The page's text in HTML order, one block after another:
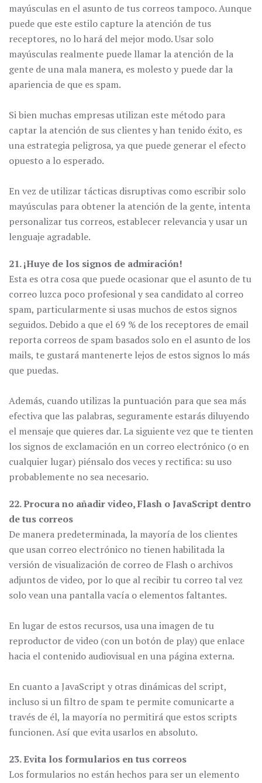
mayúsculas en el asunto de tus correos tampoco. Aunque
puede que este estilo capture la atención de tus
receptores, no lo hará del mejor modo. Usar solo
mayúsculas realmente puede llamar la atención de la
gente de una mala manera, es molesto y puede dar la
apariencia de que es spam.
Si bien muchas empresas utilizan este método para
captar la atención de sus clientes y han tenido éxito, es
una estrategia peligrosa, ya que puede generar el efecto
opuesto a lo esperado.
En vez de utilizar tácticas disruptivas como escribir solo
mayúsculas para obtener la atención de la gente, intenta
personalizar tus correos, establecer relevancia y usar un
lenguaje agradable.
21. ¡Huye de los signos de admiración!
Esta es otra cosa que puede ocasionar que el asunto de tu
correo luzca poco profesional y sea candidato al correo
spam, particularmente si usas muchos de estos signos
seguidos. Debido a que el 69 % de los receptores de email
reporta correos de spam basados solo en el asunto de los
mails, te gustará mantenerte lejos de estos signos lo más
que puedas.
Además, cuando utilizas la puntuación para que sea más
efectiva que las palabras, seguramente estarás diluyendo
el mensaje que quieres dar. La siguiente vez que te tienten
los signos de exclamación en un correo electrónico (o en
cualquier lugar) piénsalo dos veces y rectifica: su uso
probablemente no sea necesario.
22. Procura no añadir video, Flash o JavaScript dentro
de tus correos
De manera predeterminada, la mayoría de los clientes
que usan correo electrónico no tienen habilitada la
versión de visualización de correo de Flash o archivos
adjuntos de video, por lo que al recibir tu correo tal vez
solo vean una pantalla vacía o elementos faltantes.
En lugar de estos recursos, usa una imagen de tu
reproductor de video (con un botón de play) que enlace
hacia el contenido audiovisual en una página externa.
En cuanto a JavaScript y otras dinámicas del script,
incluso si un filtro de spam te permite comunicarte a
través de él, la mayoría no permitirá que estos scripts
funcionen. Así que evita usarlos en absoluto.
23. Evita los formularios en tus correos
Los formularios no están hechos para ser un elemento